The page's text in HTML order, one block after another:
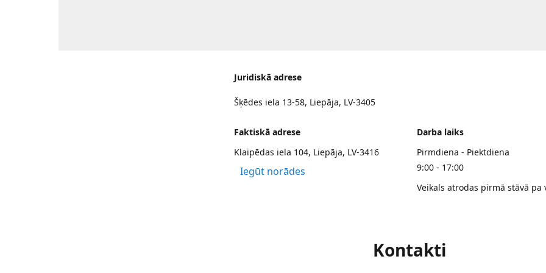
Juridiskā adrese
Šķēdes iela 13-58, Liepāja, LV-3405
Faktiskā adrese
Klaipēdas iela 104, Liepāja, LV-3416
Iegūt norādes
Darba laiks
Pirmdiena - Piektdiena
9:00 - 17:00
Veikals atrodas pirmā stāvā pa
Kontakti